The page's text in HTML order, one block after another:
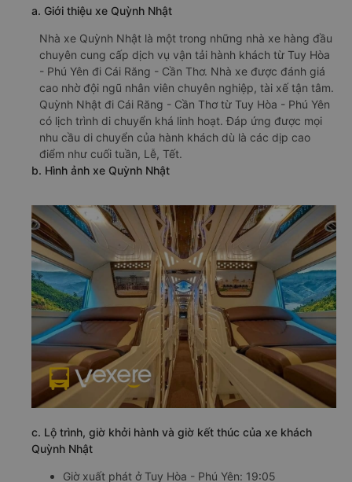
a. Giới thiệu xe Quỳnh Nhật
Nhà xe Quỳnh Nhật là một trong những nhà xe hàng đầu
chuyên cung cấp dịch vụ vận tải hành khách từ Tuy Hòa
- Phú Yên đi Cái Răng - Cần Thơ. Nhà xe được đánh giá
cao nhờ đội ngũ nhân viên chuyên nghiệp, tài xế tận tâm.
Quỳnh Nhật đi Cái Răng - Cần Thơ từ Tuy Hòa - Phú Yên
có lịch trình di chuyển khá linh hoạt. Đáp ứng được mọi
nhu cầu di chuyển của hành khách dù là các dịp cao
điểm như cuối tuần, Lễ, Tết.
b. Hình ảnh xe Quỳnh Nhật
c. Lộ trình, giờ khởi hành và giờ kết thúc của xe khách
Quỳnh Nhật
Giờ xuất phát ở Tuy Hòa - Phú Yên: 19:05